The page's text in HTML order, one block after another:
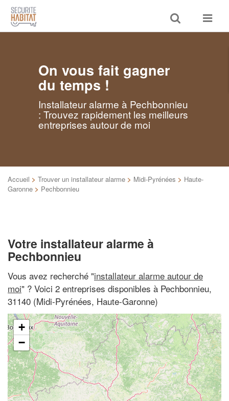
Toggle
search
Toggle
On vous fait gagner
du temps !
Installateur alarme à Pechbonnieu
: Trouvez rapidement les meilleurs
entreprises autour de moi
Accueil > Trouver un installateur alarme > Midi-Pyrénées > Haute-
Garonne > Pechbonnieu
Votre installateur alarme à
Pechbonnieu
Vous avez recherché "installateur alarme autour de
moi" ? Voici 2 entreprises disponibles à Pechbonnieu,
31140 (Midi-Pyrénées, Haute-Garonne)
+
−